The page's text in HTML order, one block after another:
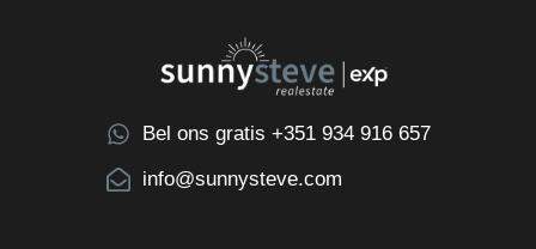
Bel ons gratis +351 934 916 657
info@sunnysteve.com